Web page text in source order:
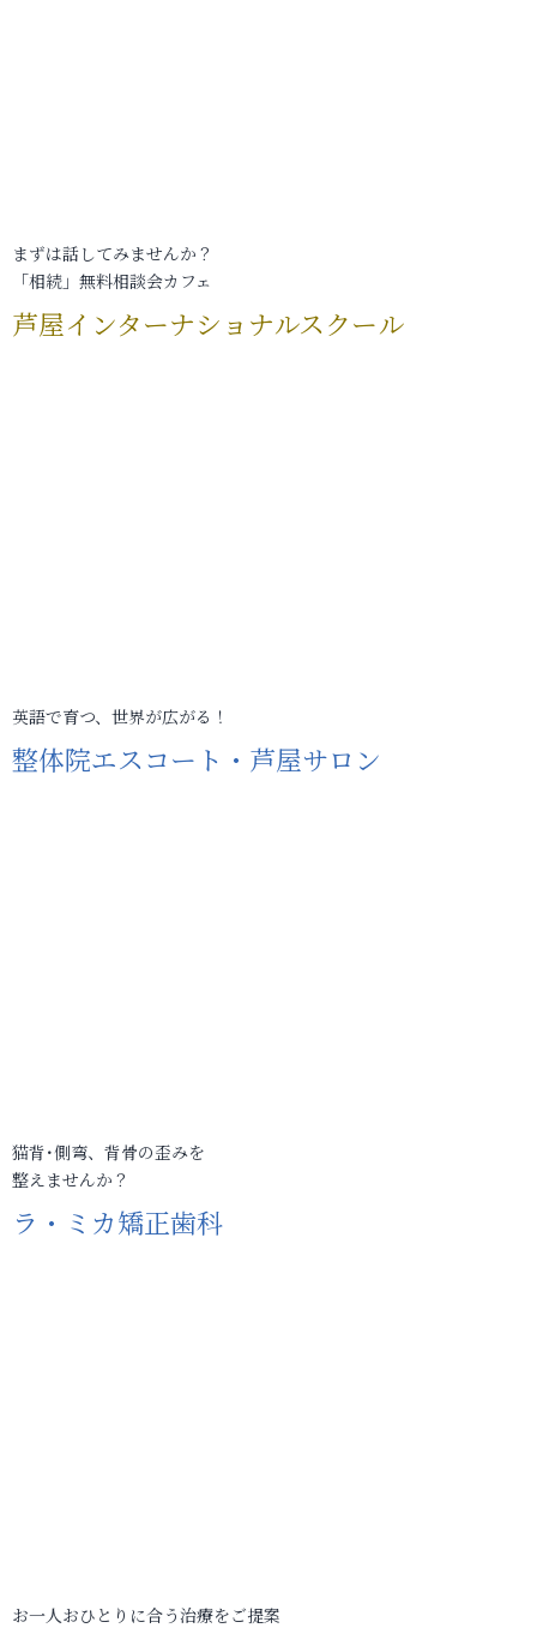
まずは話してみませんか？
「相続」無料相談会カフェ
芦屋インターナショナルスクール
英語で育つ、世界が広がる！
整体院エスコート・芦屋サロン
猫背･側弯、背骨の歪みを
整えませんか？
ラ・ミカ矯正歯科
お一人おひとりに合う治療をご提案